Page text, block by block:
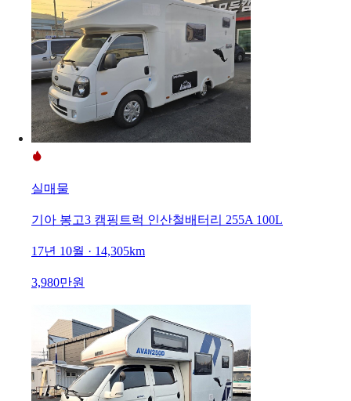
실매물
기아 봉고3 캠핑트럭 인산철배터리 255A 100L
17년 10월 · 14,305km
3,980만원